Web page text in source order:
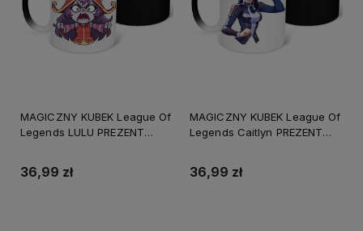
MAGICZNY KUBEK League Of
Legends LULU PREZENT
36,99 zł
MAGICZNY KUBEK League Of
Legends Caitlyn PREZENT
36,99 zł